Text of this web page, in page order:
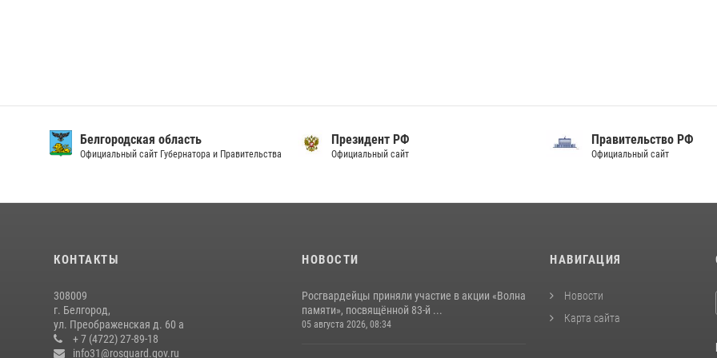
Белгородская область
Официальный сайт Губернатора и Правительства
Президент РФ
Официальный сайт
Правительство РФ
Официальный сайт
КОНТАКТЫ
308009
г. Белгород,
ул. Преображенская д. 60 а
+ 7 (4722) 27-89-18
info31@rosguard.gov.ru
НОВОСТИ
Росгвардейцы приняли участие в акции «Волна
памяти», посвящённой 83‑й ...
05 августа 2026, 08:34
НАВИГАЦИЯ
Новости
Карта сайта